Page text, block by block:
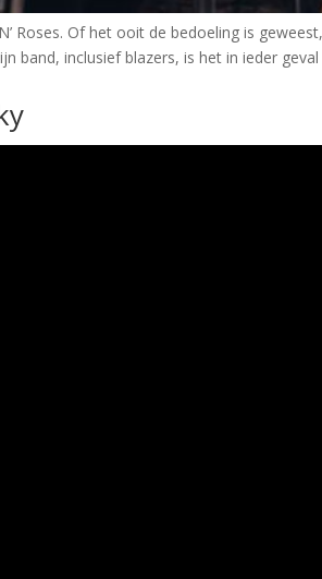
Roses. Of het ooit de bedoeling is
band, inclusief blazers, is het in ieder